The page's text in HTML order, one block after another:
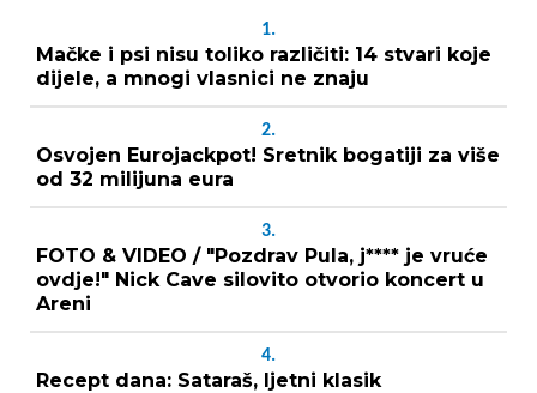
1.
Mačke i psi nisu toliko različiti: 14 stvari koje
dijele, a mnogi vlasnici ne znaju
2.
Osvojen Eurojackpot! Sretnik bogatiji za više
od 32 milijuna eura
3.
FOTO & VIDEO / "Pozdrav Pula, j**** je vruće
ovdje!" Nick Cave silovito otvorio koncert u
Areni
4.
Recept dana: Sataraš, ljetni klasik